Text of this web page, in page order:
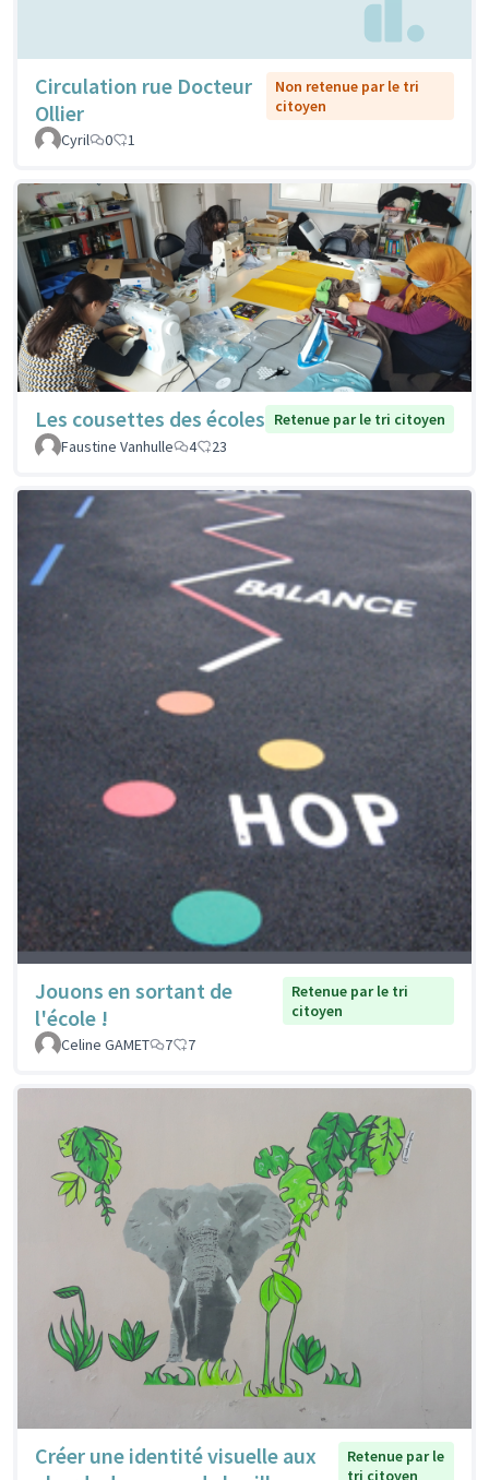
Circulation rue Docteur
Ollier
Non retenue par le tri
citoyen
Cyril
0 1
Les cousettes des écoles Retenue par le tri citoyen
Faustine Vanhulle
4 23
Jouons en sortant de
l'école !
Retenue par le tri
citoyen
Celine GAMET
7 7
Créer une identité visuelle aux
Retenue par le
tri citoyen